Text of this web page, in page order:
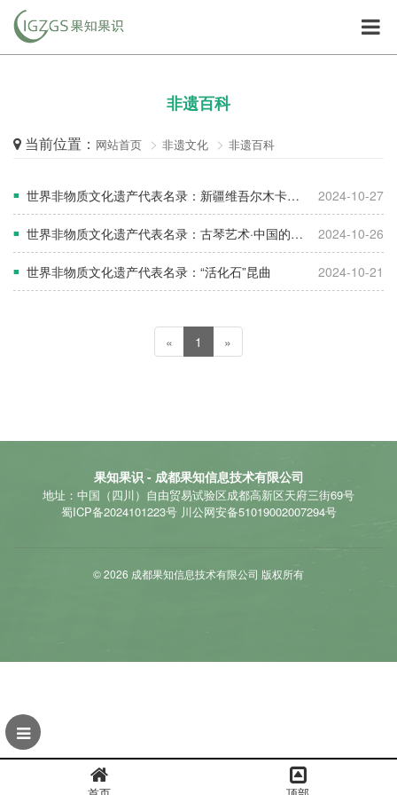
非遗百科
当前位置： 网站首页 非遗文化 非遗百科
■ 世界非物质文化遗产代表名录：新疆维吾尔木卡姆艺术 2024-10-27
■ 世界非物质文化遗产代表名录：古琴艺术·中国的文人音乐 2024-10-26
■ 世界非物质文化遗产代表名录：“活化石”昆曲 2024-10-21
« 1 »
果知果识 - 成都果知信息技术有限公司
地址：中国（四川）自由贸易试验区成都高新区天府三街69号
蜀ICP备2024101223号 川公网安备51019002007294号
© 2026 成都果知信息技术有限公司 版权所有